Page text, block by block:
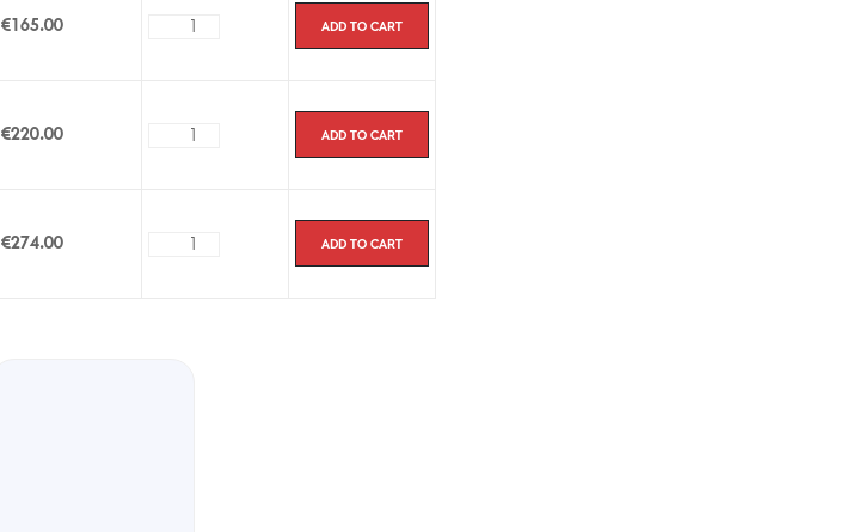
€165.00 Add to cart
€220.00 Add to cart
€274.00 Add to cart